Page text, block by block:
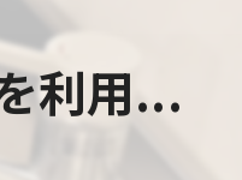
利用...